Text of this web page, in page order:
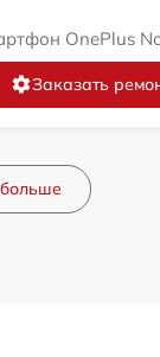
OnePlus
Заказать